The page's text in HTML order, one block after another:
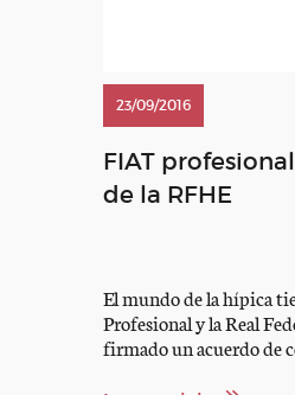
23/09/2016
FIAT
de la RFHE
El mundo de la hípica
Profesional y la Real
firmado un acuerdo de